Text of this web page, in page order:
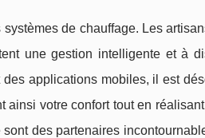
de chauffage. Les
une gestion intelligente et à
applications mobiles, il est
ainsi votre confort tout en
des partenaires